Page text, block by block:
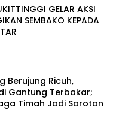
GELAR AKSI
SEMBAKO KEPADA
Berujung Ricuh,
Gantung Terbakar;
Timah Jadi Sorotan